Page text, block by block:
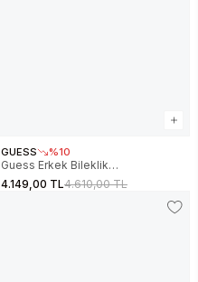
GUESS %10
Guess Erkek Bileklik
JGUJUMB05018JWSTBKS
4.149,00 TL4.610,00 TL